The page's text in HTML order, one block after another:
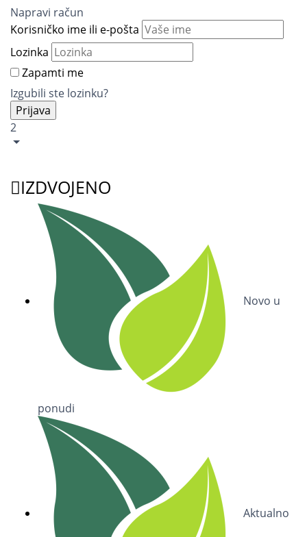
Napravi račun
Korisničko ime ili e-pošta
Lozinka
Zapamti me
Izgubili ste lozinku?
2
IZDVOJENO
Novo u
ponudi
Aktualno